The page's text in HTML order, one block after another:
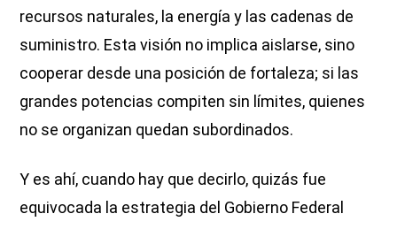
recursos naturales, la energía y las cadenas de
suministro. Esta visión no implica aislarse, sino
cooperar desde una posición de fortaleza; si las
grandes potencias compiten sin límites, quienes
no se organizan quedan subordinados.
Y es ahí, cuando hay que decirlo, quizás fue
equivocada la estrategia del Gobierno Federal